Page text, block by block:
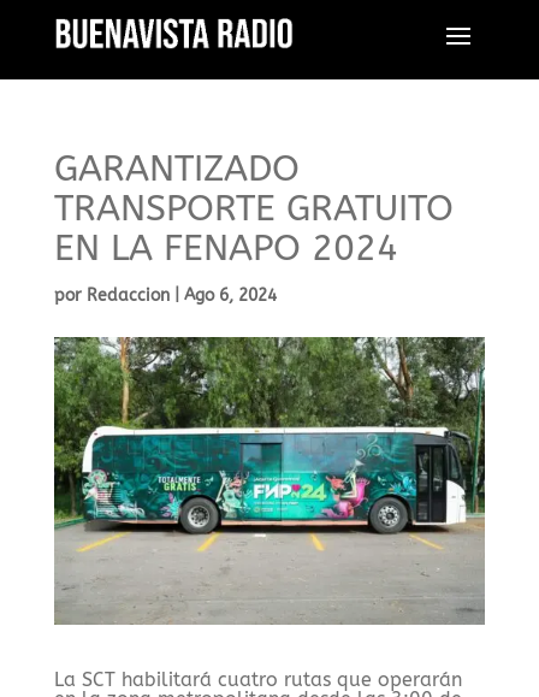
GARANTIZADO
TRANSPORTE GRATUITO
EN LA FENAPO 2024
por Redaccion| Ago 6, 2024
La SCT habilitará cuatro rutas que operarán